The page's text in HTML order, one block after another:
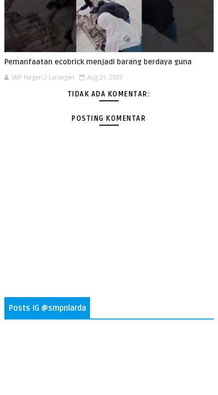
Pemanfaatan ecobrick menjadi barang berdaya guna
SMP Negeri 2 Larangan Aug 31, 2023
TIDAK ADA KOMENTAR:
POSTING KOMENTAR
Posts IG @smpnlarda